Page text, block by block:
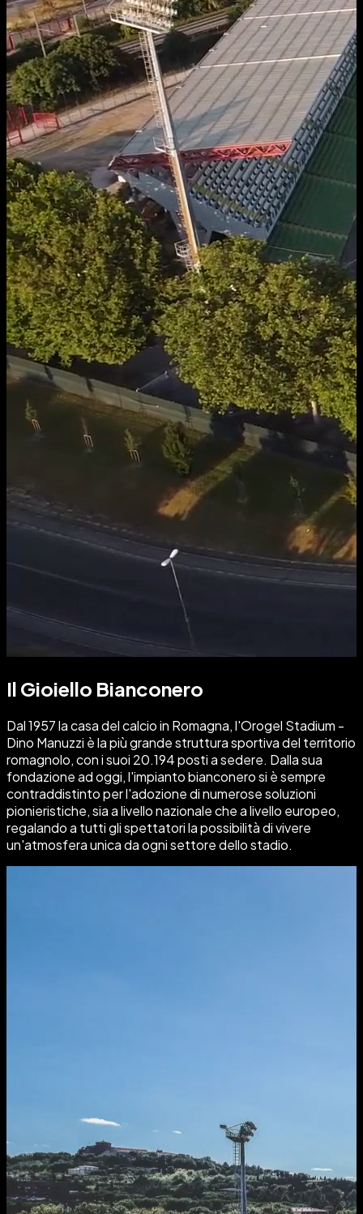
Il Gioiello Bianconero
Dal 1957 la casa del calcio in Romagna, l'Orogel Stadium -
Dino Manuzzi è la più grande struttura sportiva del territorio
romagnolo, con i suoi 20.194 posti a sedere. Dalla sua
fondazione ad oggi, l'impianto bianconero si è sempre
contraddistinto per l'adozione di numerose soluzioni
pionieristiche, sia a livello nazionale che a livello europeo,
regalando a tutti gli spettatori la possibilità di vivere
un'atmosfera unica da ogni settore dello stadio.